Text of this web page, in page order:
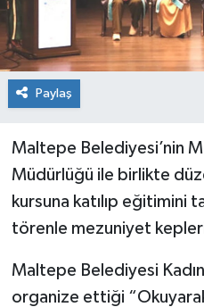
Paylaş
Maltepe Belediyesi’nin
Müdürlüğü ile birlikte
kursuna katılıp eğitimini
törenle mezuniyet
Maltepe Belediyesi
organize ettiği